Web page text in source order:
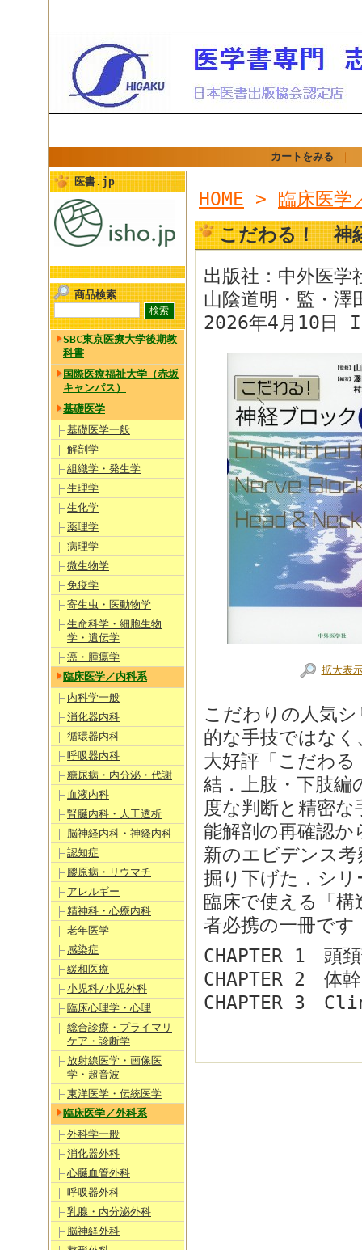
カートをみる
医書.jp
商品検索
SBC東京医療大学後期教
科書
国際医療福祉大学（赤坂
キャンパス）
基礎医学
基礎医学一般
解剖学
組織学・発生学
生理学
生化学
薬理学
病理学
微生物学
免疫学
寄生虫・医動物学
生命科学・細胞生物
学・遺伝学
癌・腫瘍学
臨床医学／内科系
内科学一般
消化器内科
循環器内科
呼吸器内科
糖尿病・内分泌・代謝
血液内科
腎臓内科・人工透析
脳神経内科・神経内科
認知症
膠原病・リウマチ
アレルギー
精神科・心療内科
老年医学
感染症
緩和医療
小児科/小児外科
臨床心理学・心理
総合診療・プライマリ
ケア・診断学
放射線医学・画像医
学・超音波
東洋医学・伝統医学
臨床医学／外科系
外科学一般
消化器外科
心臓血管外科
呼吸器外科
乳腺・内分泌外科
脳神経外科
HOME > 臨床医学
こだわる！ 神
出版社：中外医学
山陰道明・監・澤
2026年4月10日
拡大表
こだわりの人気
的な手技ではな
大好評「こだわ
結．上肢・下肢編
度な判断と精密
能解剖の再確認か
新のエビデンス
掘り下げた．シ
臨床で使える「
者必携の一冊で
CHAPTER 1 頭
CHAPTER 2 体
CHAPTER 3